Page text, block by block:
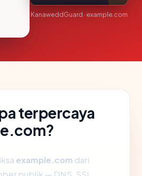
KanaweddGuard · example.com
terpercaya
example.com dari